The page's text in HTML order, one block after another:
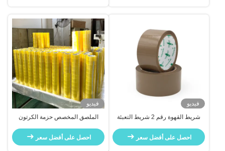
فيديو
شريط القهوة رقم 2 شريط التعبئة
احصل على أفضل سعر
فيديو
الملصق المخصص حزمة الكرتون
احصل على أفضل سعر